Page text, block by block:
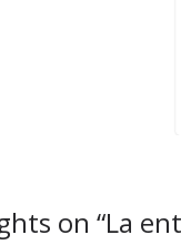
con más
on “La